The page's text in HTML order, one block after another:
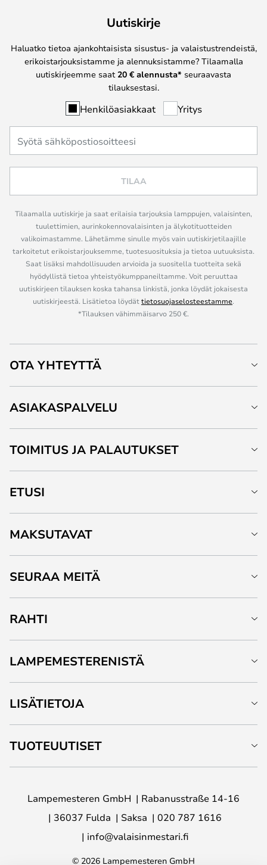
Uutiskirje
Haluatko tietoa ajankohtaisista sisustus- ja valaistustrendeistä,
erikoistarjouksistamme ja alennuksistamme? Tilaamalla
uutiskirjeemme saat 20 € alennusta* seuraavasta
tilauksestasi.
Henkilöasiakkaat Yritys
TILAA
Tilaamalla uutiskirje ja saat erilaisia tarjouksia lamppujen, valaisinten,
tuulettimien, aurinkokennovalaisinten ja älykotituotteiden
valikoimastamme. Lähetämme sinulle myös vain uutiskirjetilaajille
tarkoitetut erikoistarjouksemme, tuotesuosituksia ja tietoa uutuuksista.
Saat lisäksi mahdollisuuden arvioida ja suositella tuotteita sekä
hyödyllistä tietoa yhteistyökumppaneiltamme. Voit peruuttaa
uutiskirjeen tilauksen koska tahansa linkistä, jonka löydät jokaisesta
uutiskirjeestä. Lisätietoa löydättietosuojaselosteestamme.
*Tilauksen vähimmäisarvo 250 €.
OTA YHTEYTTÄ
ASIAKASPALVELU
TOIMITUS JA PALAUTUKSET
ETUSI
MAKSUTAVAT
SEURAA MEITÄ
RAHTI
LAMPEMESTERENISTÄ
LISÄTIETOJA
TUOTEUUTISET
Lampemesteren GmbH
Rabanusstraße 14-16
36037 Fulda
Saksa
020 787 1616
info@valaisinmestari.fi
© 2026 Lampemesteren GmbH